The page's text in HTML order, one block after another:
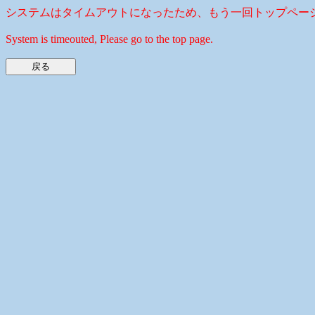
システムはタイムアウトになったため、もう一回トップペー
System is timeouted, Please go to the top page.